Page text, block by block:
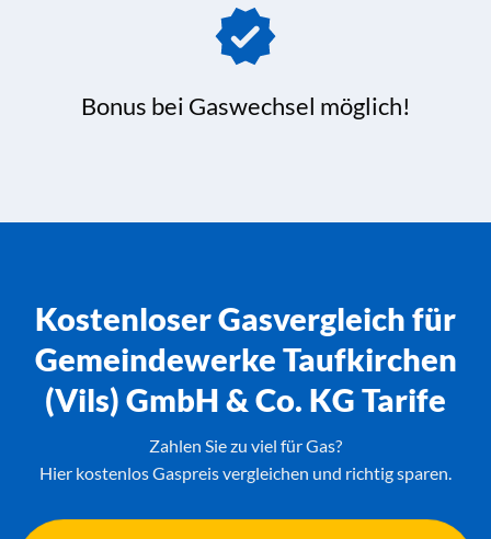
Bonus bei Gaswechsel möglich!
Kostenloser Gasvergleich für
Gemeindewerke Taufkirchen
(Vils) GmbH & Co. KG Tarife
Zahlen Sie zu viel für Gas?
Hier kostenlos Gaspreis vergleichen und richtig sparen.